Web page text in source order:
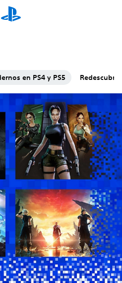
en PS4 y PS5 Redescubre